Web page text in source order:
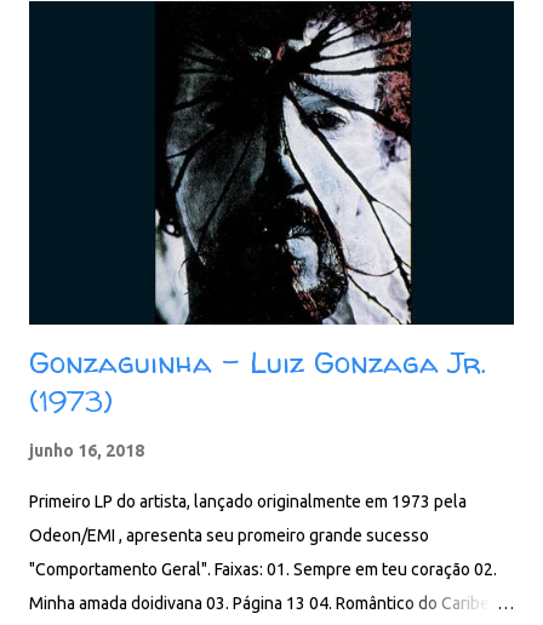
Vezes 07. Todas as Horas 08. Caminho das Índias 09. Súplica 10.
Amiga dos Ventos Baixar: 771 MB - ZiP - MP3 - 320 Kbps -
REMASTERIZADO pCloud - Google Drive - Box - MEGA -
Gonzaguinha - Luiz Gonzaga Jr.
(1973)
junho 16, 2018
Primeiro LP do artista, lançado originalmente em 1973 pela
Odeon/EMI , apresenta seu promeiro grande sucesso
"Comportamento Geral". Faixas: 01. Sempre em teu coração 02.
Minha amada doidivana 03. Página 13 04. Romântico do Caribe